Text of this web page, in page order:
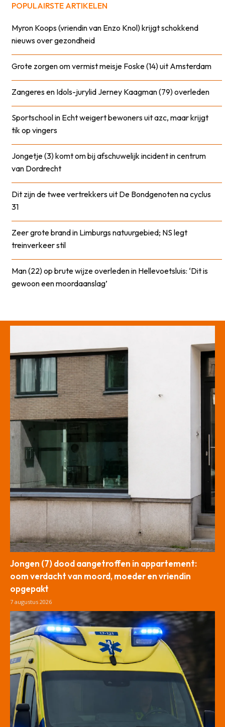
POPULAIRSTE ARTIKELEN
Myron Koops (vriendin van Enzo Knol) krijgt schokkend
nieuws over gezondheid
Grote zorgen om vermist meisje Foske (14) uit Amsterdam
Zangeres en Idols-jurylid Jerney Kaagman (79) overleden
Sportschool in Echt weigert bewoners uit azc, maar krijgt
tik op vingers
Jongetje (3) komt om bij afschuwelijk incident in centrum
van Dordrecht
Dit zijn de twee vertrekkers uit De Bondgenoten na cyclus
31
Zeer grote brand in Limburgs natuurgebied; NS legt
treinverkeer stil
Man (22) op brute wijze overleden in Hellevoetsluis: ‘Dit is
gewoon een moordaanslag’
Jongen (7) dood aangetroffen in appartement:
oom verdacht van moord, moeder en vriendin
opgepakt
7 augustus 2026